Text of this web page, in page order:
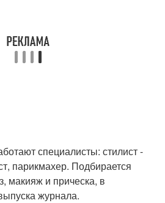
специалисты: стилист -
парикмахер. Подбирается
макияж и прическа, в
журнала.